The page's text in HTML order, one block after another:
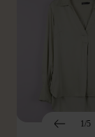
1/5